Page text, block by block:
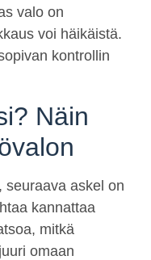
valo on
voi häikäistä.
kontrollin
Näin
seuraava askel on
kannattaa
mitkä
omaan